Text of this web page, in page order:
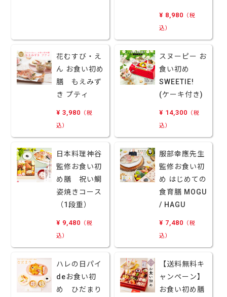
¥ 8,980 （税
込）
花むすび・え
ん お食い初め
膳 もえみず
き プティ
¥ 3,980 （税
込）
スヌーピー お
食い初め
SWEETIE!
(ケーキ付き)
¥ 14,300 （税
込）
日本料理神谷
監修お食い初
め膳 祝い鯛
姿焼きコース
（1段重）
¥ 9,480 （税
込）
服部幸應先生
監修お食い初
め はじめての
食育膳 MOGU
/ HAGU
¥ 7,480 （税
込）
ハレの日パイ
deお食い初
め ひだまり
【送料無料キ
ャンペーン】
お食い初め膳